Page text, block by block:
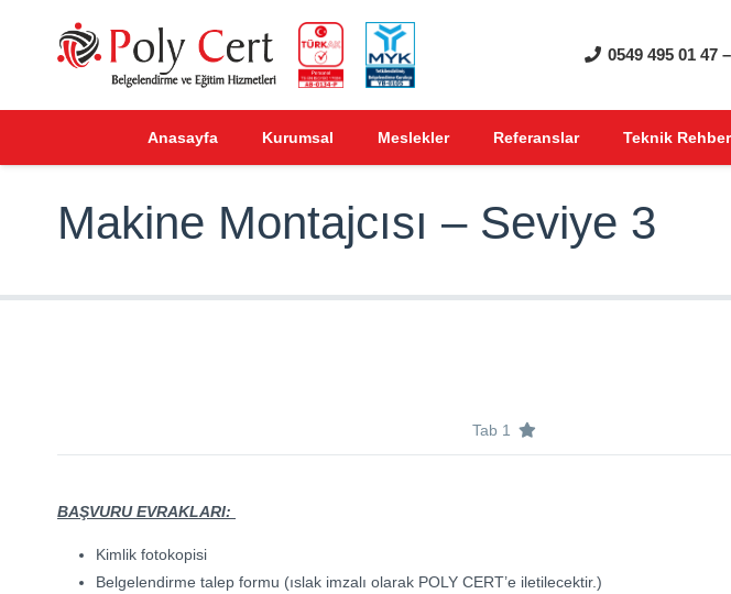
0549 495 01 47
Anasayfa Kurumsal Meslekler Referanslar Teknik Rehber
Makine Montajcısı – Seviye 3
Tab 1
BAŞVURU EVRAKLARI:
Kimlik fotokopisi
Belgelendirme talep formu (ıslak imzalı olarak POLY CERT’e iletilecektir.)